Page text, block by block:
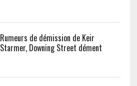
Rumeurs de démission de Keir
Starmer, Downing Street dément